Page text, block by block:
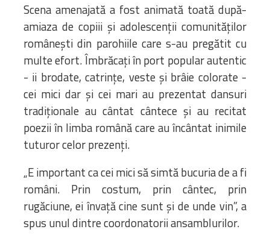
Scena amenajată a fost animată toată după-
amiaza de copiii și adolescenții comunităților
românești din parohiile care s-au pregătit cu
multe efort. Îmbrăcați în port popular autentic
- ii brodate, catrințe, veste și brâie colorate -
cei mici dar și cei mari au prezentat dansuri
tradiționale au cântat cântece și au recitat
poezii în limba română care au încântat inimile
tuturor celor prezenți.
„E important ca cei mici să simtă bucuria de a fi
români. Prin costum, prin cântec, prin
rugăciune, ei învață cine sunt și de unde vin”, a
spus unul dintre coordonatorii ansamblurilor.